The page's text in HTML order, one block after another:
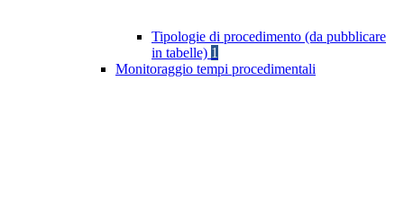
Tipologie di procedimento (da pubblicare
in tabelle) 1
Monitoraggio tempi procedimentali